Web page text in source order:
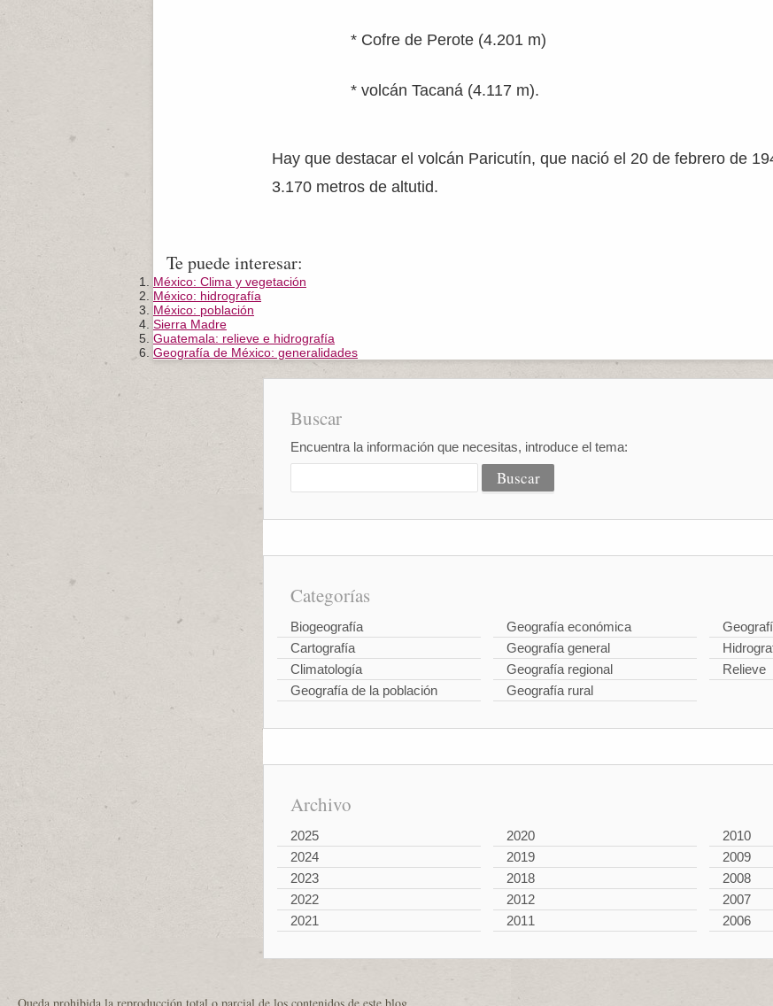
* Cofre de Perote (4.201 m)
* volcán Tacaná (4.117 m).
Hay que destacar el volcán Paricutín, que nació el 20 de febrero de
3.170 metros de altutid.
Te puede interesar:
México: Clima y vegetación
México: hidrografía
México: población
Sierra Madre
Guatemala: relieve e hidrografía
Geografía de México: generalidades
Buscar
Encuentra la información que necesitas, introduce el tema:
Categorías
Biogeografía
Cartografía
Climatología
Geografía de la población
Geografía económica
Geografía general
Geografía regional
Geografía rural
Relieve
Archivo
2025
2024
2023
2022
2021
2020
2019
2018
2012
2011
2010
2009
2008
2007
2006